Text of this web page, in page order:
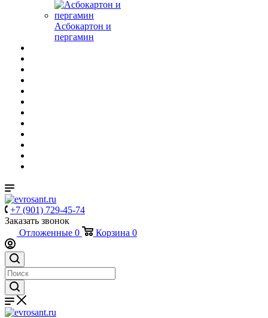
Асбокартон и
пергамин
+7 (901) 729-45-74
Заказать звонок
Отложенные 0 Корзина 0